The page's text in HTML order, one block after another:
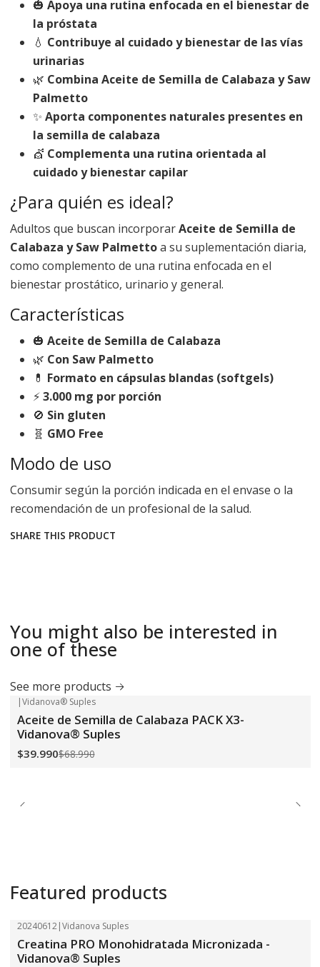
🎃 Apoya una rutina enfocada en el bienestar de
la próstata
💧 Contribuye al cuidado y bienestar de las vías
urinarias
🌿 Combina Aceite de Semilla de Calabaza y Saw
Palmetto
✨ Aporta componentes naturales presentes en
la semilla de calabaza
💇 Complementa una rutina orientada al
cuidado y bienestar capilar
¿Para quién es ideal?
Adultos que buscan incorporarAceite de Semilla de
Calabaza y Saw Palmettoa su suplementación diaria,
como complemento de una rutina enfocada en el
bienestar prostático, urinario y general.
Características
🎃 Aceite de Semilla de Calabaza
🌿 Con Saw Palmetto
💊 Formato en cápsulas blandas (softgels)
⚡3.000 mg por porción
🚫 Sin gluten
🧬 GMO Free
Modo de uso
Consumir según la porción indicada en el envase o la
recomendación de un profesional de la salud.
SHARE THIS PRODUCT
You might also be interested in
one of these
See more products
-42%
OFF
|Vidanova® Suples
Aceite de Semilla de Calabaza PACK X3-
Vidanova® Suples
$39.990$68.990
Featured products
-18% OFF
20240612|Vidanova Suples
Creatina PRO Monohidratada Micronizada -
Vidanova® Suples